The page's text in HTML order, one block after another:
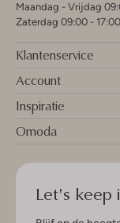
Maandag - Vrijdag
Zaterdag 09:00 -
Klantenservice
Account
Inspiratie
Omoda
Let's keep